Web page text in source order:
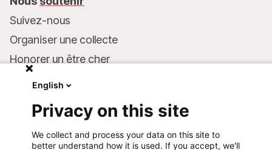
Suivez-nous
Organiser une collecte
Honorer un être cher
Faire un don
Coordonnées bancaires :
English
Privacy on this site
We collect and process your data on this site to
better understand how it is used. If you accept, we'll